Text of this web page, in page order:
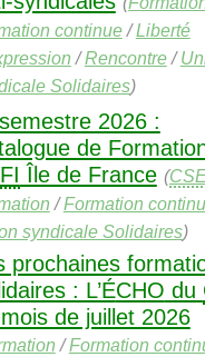
continue/Liberté
/Rencontre/
Solidaires)
2026 :
de
Île de France (
/Formation
syndicale Solidaires)
prochaines
: L’ÉCHO du
de juillet 2026
/Formation